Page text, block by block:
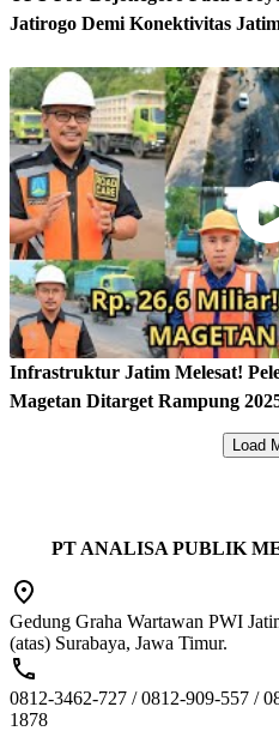
Jatirogo Demi Konektivitas
Infrastruktur Jatim Melesat!
Magetan Ditarget Rampung
Load
PT ANALISA PUBLIK
Gedung Graha Wartawan PWI
(atas) Surabaya, Jawa Timur.
0812-3462-727 / 0812-909-557 /
1878